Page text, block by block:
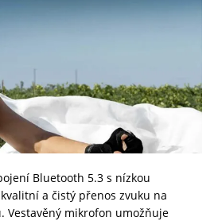
Bluetooth 5.3 s nízkou
a čistý přenos zvuku na
Vestavěný mikrofon umožňuje